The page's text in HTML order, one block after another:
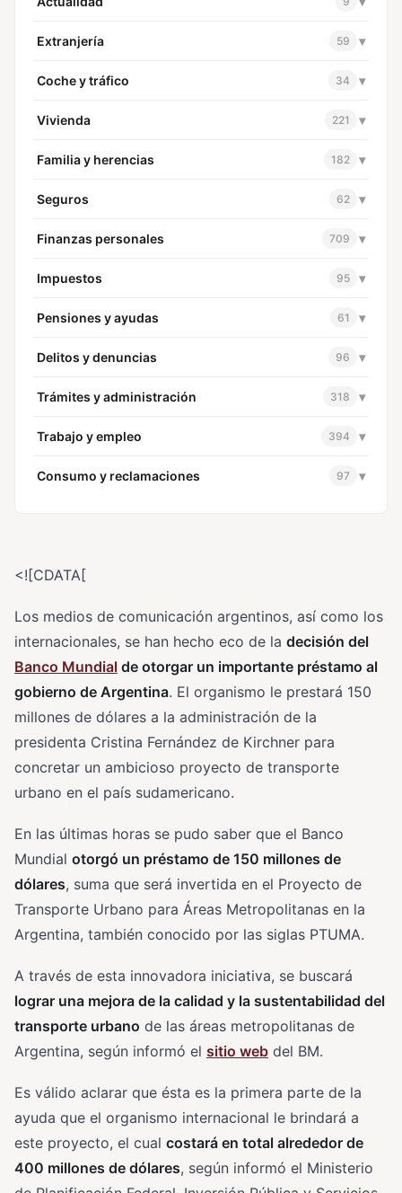
Extranjería 59 ▾
Coche y tráfico 34 ▾
Vivienda 221 ▾
Familia y herencias 182 ▾
Seguros 62 ▾
Finanzas personales 709 ▾
Impuestos 95 ▾
Pensiones y ayudas 61 ▾
Delitos y denuncias 96 ▾
Trámites y administración 318 ▾
Trabajo y empleo 394 ▾
Consumo y reclamaciones 97 ▾
<![CDATA[
Los medios de comunicación argentinos, así como los
internacionales, se han hecho eco de la decisión del
Banco Mundial de otorgar un importante préstamo al
gobierno de Argentina. El organismo le prestará 150
millones de dólares a la administración de la
presidenta Cristina Fernández de Kirchner para
concretar un ambicioso proyecto de transporte
urbano en el país sudamericano.
En las últimas horas se pudo saber que el Banco
Mundial otorgó un préstamo de 150 millones de
dólares, suma que será invertida en el Proyecto de
Transporte Urbano para Áreas Metropolitanas en la
Argentina, también conocido por las siglas PTUMA.
A través de esta innovadora iniciativa, se buscará
lograr una mejora de la calidad y la sustentabilidad del
transporte urbano de las áreas metropolitanas de
Argentina, según informó el sitio web del BM.
Es válido aclarar que ésta es la primera parte de la
ayuda que el organismo internacional le brindará a
este proyecto, el cual costará en total alrededor de
400 millones de dólares, según informó el Ministerio